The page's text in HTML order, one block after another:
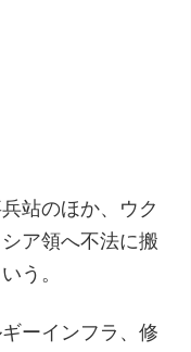
站のほか、ウク
ア領へ不法に搬
う。
ーインフラ、修